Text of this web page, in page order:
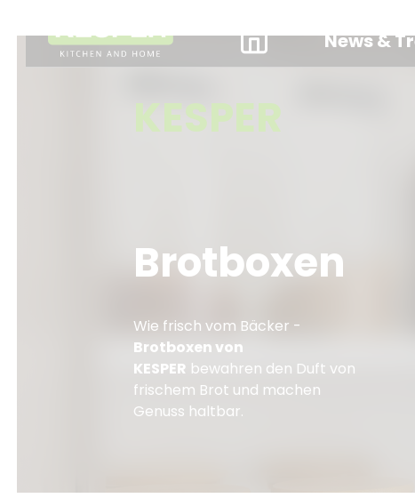
News &
KESPER
Brotboxen
Wie frisch vom Bäcker -
Brotboxen von
KESPER bewahren den Duft von
frischem Brot und machen
Genuss haltbar.